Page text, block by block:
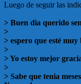
Luego de seguir las
> Buen dia querido
>
> espero que esté muy
>
> Yo estoy mejor
>
> Sabe que tenia